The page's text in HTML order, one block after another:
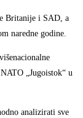
Britanije i SAD, a
naredne godine.
„Jugoistok“ u
analizirati sve